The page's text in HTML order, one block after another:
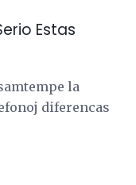
Estas
la
diferencas